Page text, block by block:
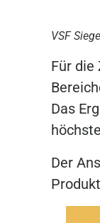
VSF
Für die
Das
Der